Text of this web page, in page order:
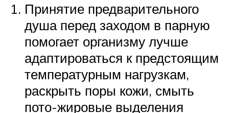
Принятие предварительного
душа перед заходом в парную
помогает организму лучше
адаптироваться к предстоящим
температурным нагрузкам,
раскрыть поры кожи, смыть
пото-жировые выделения